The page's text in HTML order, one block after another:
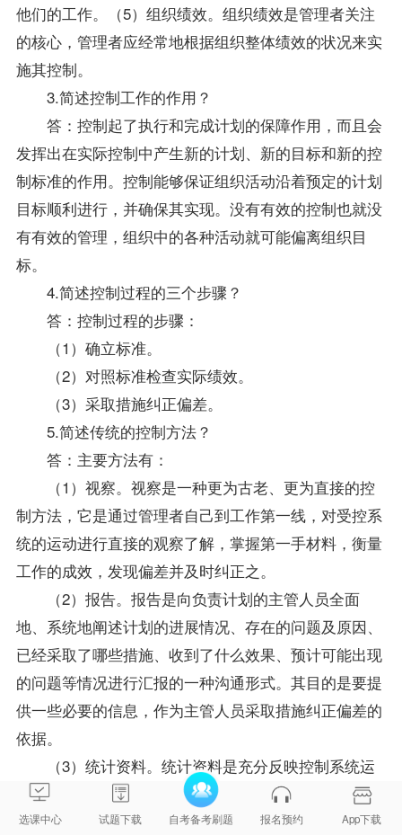
他们的工作。（5）组织绩效。组织绩效是管理者关注
的核心，管理者应经常地根据组织整体绩效的状况来实
施其控制。
3.简述控制工作的作用？
答：控制起了执行和完成计划的保障作用，而且会
发挥出在实际控制中产生新的计划、新的目标和新的控
制标准的作用。控制能够保证组织活动沿着预定的计划
目标顺利进行，并确保其实现。没有有效的控制也就没
有有效的管理，组织中的各种活动就可能偏离组织目
标。
4.简述控制过程的三个步骤？
答：控制过程的步骤：
（1）确立标准。
（2）对照标准检查实际绩效。
（3）采取措施纠正偏差。
5.简述传统的控制方法？
答：主要方法有：
（1）视察。视察是一种更为古老、更为直接的控
制方法，它是通过管理者自己到工作第一线，对受控系
统的运动进行直接的观察了解，掌握第一手材料，衡量
工作的成效，发现偏差并及时纠正之。
（2）报告。报告是向负责计划的主管人员全面
地、系统地阐述计划的进展情况、存在的问题及原因、
已经采取了哪些措施、收到了什么效果、预计可能出现
的问题等情况进行汇报的一种沟通形式。其目的是要提
供一些必要的信息，作为主管人员采取措施纠正偏差的
依据。
（3）统计资料。统计资料是充分反映控制系统运
营情况的原始记录的综合汇总，从中可以发现组织运动
的过程中出现的偏差。
选课中心 试题下载 自考备考刷题 报名预约 App下载